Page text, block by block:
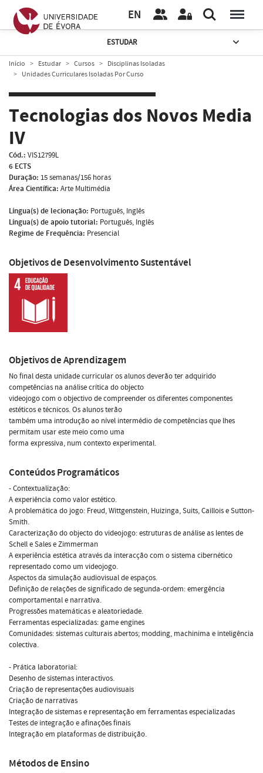
EN
ESTUDAR
Início Estudar Cursos
Disciplinas Isoladas
Unidades Curriculares Isoladas Por Curso
Tecnologias dos Novos Media
IV
Cód.: VIS12799L
6 ECTS
Duração: 15 semanas/156 horas
Área Científica: Arte Multimédia
Língua(s) de lecionação: Português, Inglês
Língua(s) de apoio tutorial: Português, Inglês
Regime de Frequência: Presencial
Objetivos de Desenvolvimento Sustentável
Objetivos de Aprendizagem
No final desta unidade curricular os alunos deverão ter adquirido
competências na análise crítica do objecto
videojogo com o objectivo de compreender os diferentes componentes
estéticos e técnicos. Os alunos terão
também uma introdução ao nível intermédio de competências que lhes
permitam usar este meio como uma
forma expressiva, num contexto experimental.
Conteúdos Programáticos
- Contextualização:
A experiência como valor estético.
A problemática do jogo: Freud, Wittgenstein, Huizinga, Suits, Caillois e Sutton-
Smith.
Caracterização do objecto do videojogo: estruturas de análise as lentes de
Schell e Sales e Zimmerman
A experiência estética através da interacção com o sistema cibernético
representado como um videojogo.
Aspectos da simulação audiovisual de espaços.
Definição de relações de significado de segunda-ordem: emergência
comportamental e narrativa.
Progressões matemáticas e aleatoriedade.
Ferramentas especializadas: game engines
Comunidades: sistemas culturais abertos; modding, machinima e inteligência
colectiva.
- Prática laboratorial:
Desenho de sistemas interactivos.
Criação de representações audiovisuais
Criação de narrativas
Integração de sistemas e representação em ferramentas especializadas
Testes de integração e afinações finais
Integração em plataformas de distribuição.
Métodos de Ensino